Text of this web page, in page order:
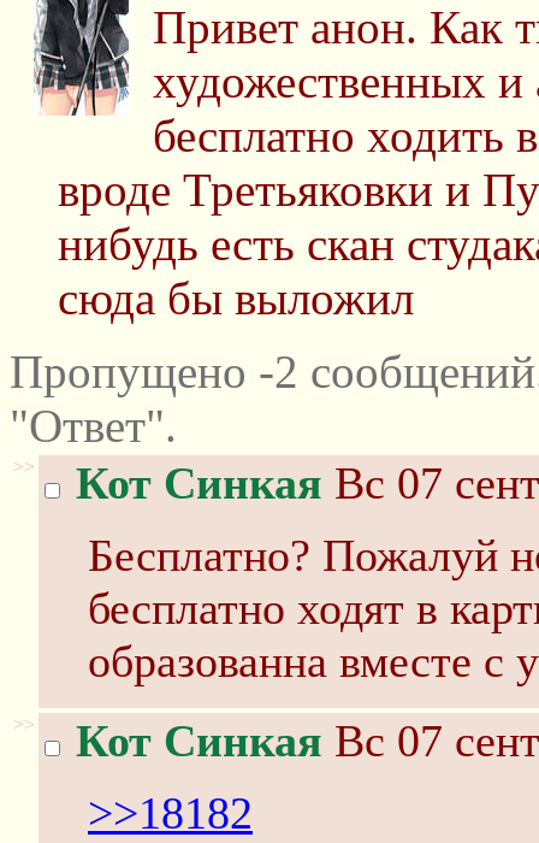
Привет анон. Как
художественных и
бесплатно ходить
вроде Третьяковки и
нибудь есть скан
сюда бы выложил
Пропущено -2
"Ответ".
>> Кот Синкая Вс 07
Бесплатно? Пожалуй
бесплатно ходят в
образованна вместе с
>> Кот Синкая Вс 07
>>18182